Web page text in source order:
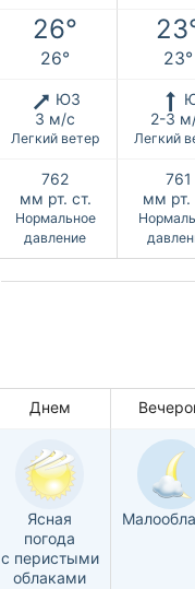
26°
26° 23°
ЮЗ
3 м/с
Легкий ветер
2-3
Легкий
762
мм рт. ст.
Нормальное
давление
761
мм рт.
Днем
Ясная
погода
с перистыми
облаками